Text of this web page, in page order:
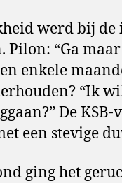
werd bij de
Pilon: “Ga
enkele
“Ik
De
een stevige
ging het